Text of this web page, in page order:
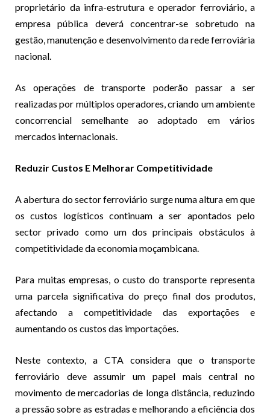
proprietário da infra-estrutura e operador ferroviário, a
empresa pública deverá concentrar-se sobretudo na
gestão, manutenção e desenvolvimento da rede ferroviária
nacional.
As operações de transporte poderão passar a ser
realizadas por múltiplos operadores, criando um ambiente
concorrencial semelhante ao adoptado em vários
mercados internacionais.
Reduzir Custos E Melhorar Competitividade
A abertura do sector ferroviário surge numa altura em que
os custos logísticos continuam a ser apontados pelo
sector privado como um dos principais obstáculos à
competitividade da economia moçambicana.
Para muitas empresas, o custo do transporte representa
uma parcela significativa do preço final dos produtos,
afectando a competitividade das exportações e
aumentando os custos das importações.
Neste contexto, a CTA considera que o transporte
ferroviário deve assumir um papel mais central no
movimento de mercadorias de longa distância, reduzindo
a pressão sobre as estradas e melhorando a eficiência dos